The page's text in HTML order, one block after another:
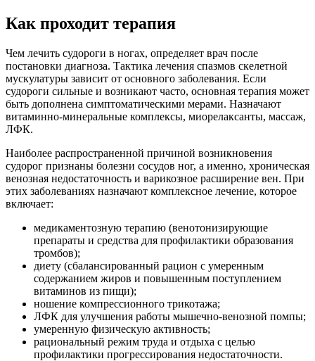
Как проходит терапия
Чем лечить судороги в ногах, определяет врач после
постановки диагноза. Тактика лечения спазмов скелетной
мускулатуры зависит от основного заболевания. Если
судороги сильные и возникают часто, основная терапия может
быть дополнена симптоматическими мерами. Назначают
витаминно-минеральные комплексы, миорелаксанты, массаж,
ЛФК.
Наиболее распространенной причиной возникновения
судорог признаны болезни сосудов ног, а именно, хроническая
венозная недостаточность и варикозное расширение вен. При
этих заболеваниях назначают комплексное лечение, которое
включает:
медикаментозную терапию (венотонизирующие
препараты и средства для профилактики образования
тромбов);
диету (сбалансированный рацион с умеренным
содержанием жиров и повышенным поступлением
витаминов из пищи);
ношение компрессионного трикотажа;
ЛФК для улучшения работы мышечно-венозной помпы;
умеренную физическую активность;
рациональный режим труда и отдыха с целью
профилактики прогрессирования недостаточности.